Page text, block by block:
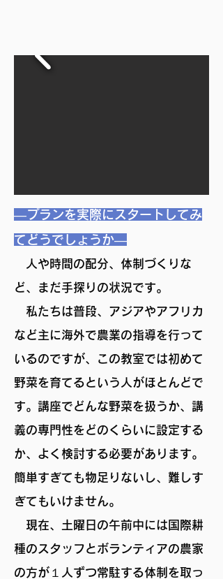
―プランを実際にスタートしてみ
てどうでしょうか―
人や時間の配分、体制づくりな
ど、まだ手探りの状況です。
私たちは普段、アジアやアフリカ
など主に海外で農業の指導を行って
いるのですが、この教室では初めて
野菜を育てるという人がほとんどで
す。講座でどんな野菜を扱うか、講
義の専門性をどのくらいに設定する
か、よく検討する必要があります。
簡単すぎても物足りないし、難しす
ぎてもいけません。
現在、土曜日の午前中には国際耕
種のスタッフとボランティアの農家
の方が１人ずつ常駐する体制を取っ